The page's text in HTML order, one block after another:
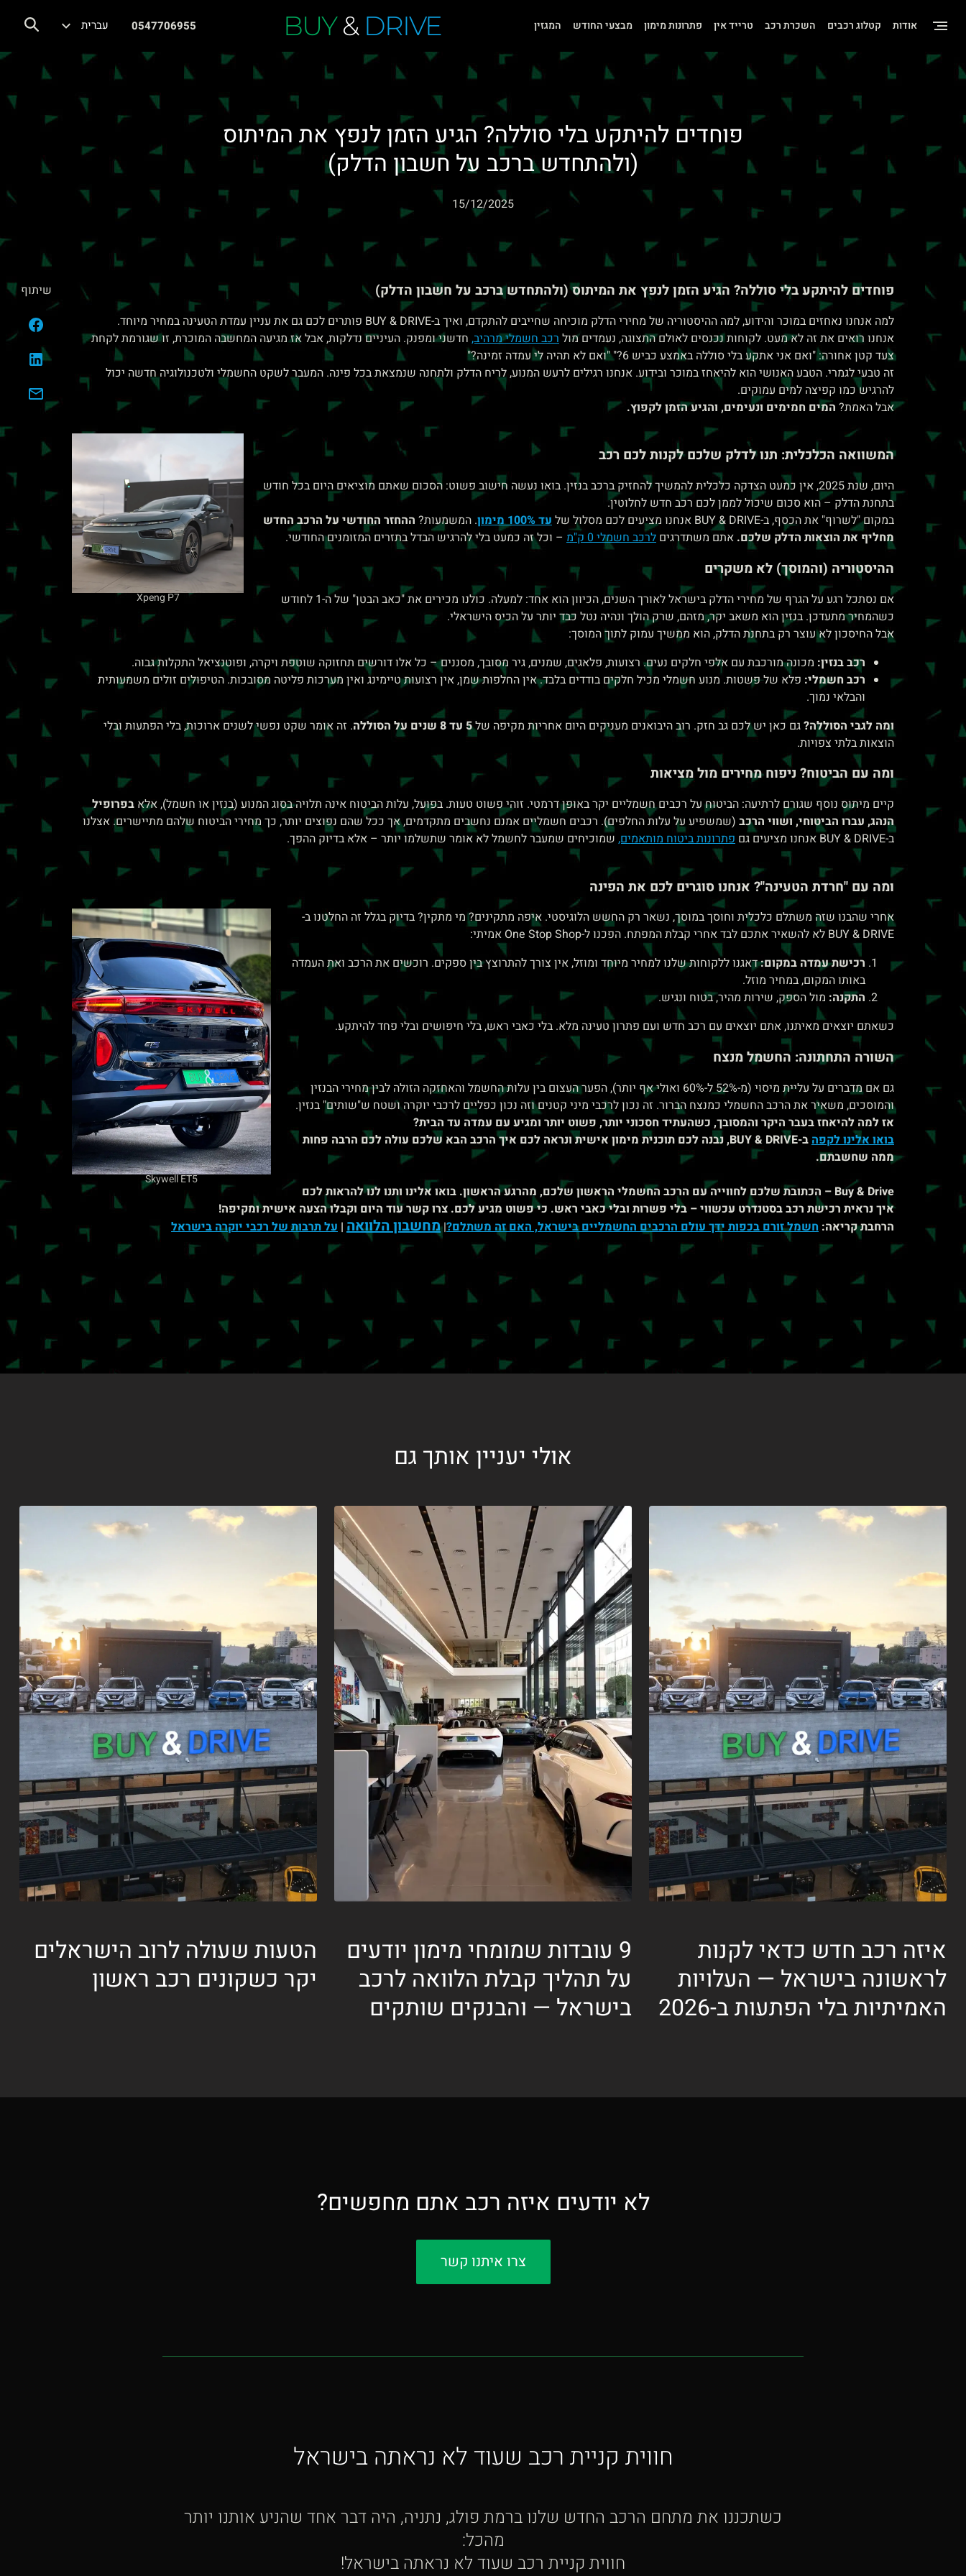
לֵב:
בְּאֲתָר
זֶה
מַעֲרֶכֶת
"נָגִישׁ
בִּקְלִיק"
לִנְגִישׁוּת
הָאֲתָר.
לְחַץ
Control-
F11
לְהַתְאָמַת
הָאֲתָר
לְעִוְורִים
הַמִּשְׁתַּמְּשִׁים
בְּתוֹכְנַת
קוֹרֵא־מָסָךְ;
Control-
F10
לִפְתִיחַת
תַּפְרִיט
נְגִישׁוּת.
אודות קטלוג רכבים השכרת רכב טרייד אין פתרונות מימון מבצעי החודש המגזין BUY & DRIVE
0547706955 עברית
פוחדים להיתקע בלי סוללה? הגיע הזמן לנפץ את המיתוס
(ולהתחדש ברכב על חשבון הדלק)
15/12/2025
שיתוף פוחדים להיתקע בלי סוללה? הגיע הזמן לנפץ את המיתוס (ולהתחדש ברכב על חשבון הדלק)
למה אנחנו נאחזים במוכר והידוע, למה ההיסטוריה של מחירי הדלק מוכיחה שחייבים להתקדם, ואיך ב-BUY & DRIVE פותרים לכם גם את עניין עמדת הטעינה במחיר מיוחד.
אנחנו רואים את זה לא מעט. לקוחות נכנסים לאולם התצוגה, נעמדים מול רכב חשמלי מרהיב, חדשני ומפנק. העיניים נדלקות, אבל אז מגיעה המחשבה המוכרת, זו שגורמת לקחת
צעד קטן אחורה:"ואם אני אתקע בלי סוללה באמצע כביש 6?"
"ואם לא תהיה לי עמדה זמינה?"
זה טבעי לגמרי. הטבע האנושי הוא להיאחז במוכר ובידוע. אנחנו רגילים לרעש המנוע, לריח הדלק ולתחנה שנמצאת בכל פינה. המעבר לשקט החשמלי ולטכנולוגיה חדשה יכול
להרגיש כמו קפיצה למים עמוקים.
אבל האמת? המים חמימים ונעימים, והגיע הזמן לקפוץ.
Xpeng P7
המשוואה הכלכלית: תנו לדלק שלכם לקנות לכם רכב
היום, שנת 2025, אין כמעט הצדקה כלכלית להמשיך להחזיק ברכב בנזין. בואו נעשה חישוב פשוט: הסכום שאתם מוציאים היום בכל חודש
בתחנת הדלק – הוא סכום שיכול לממן לכם רכב חדש לחלוטין.
במקום "לשרוף" את הכסף, ב-BUY & DRIVE אנחנו מציעים לכם מסלול של
עד 100% מימון . המשמעות? ההחזר החודשי על הרכב החדש
מחליף את הוצאות הדלק שלכם. אתם משתדרגים לרכב חשמלי 0 ק"מ – וכל זה כמעט בלי להרגיש הבדל בתזרים המזומנים החודשי.
ההיסטוריה (והמוסך) לא משקרים
אם נסתכל רגע על הגרף של מחירי הדלק בישראל לאורך השנים, הכיוון הוא אחד: למעלה. כולנו מכירים את "כאב הבטן" של ה-1 לחודש
כשהמחיר מתעדכן. בנזין הוא משאב יקר, מזהם, שרק הולך ונהיה נטל כבד יותר על הכיס הישראלי.
אבל החיסכון לא עוצר רק בתחנת הדלק, הוא ממשיך עמוק לתוך המוסך:
רכב בנזין: מכונה מורכבת עם אלפי חלקים נעים. רצועות, פלאגים, שמנים, גיר מסובך, מסננים – כל אלו דורשים תחזוקה שוטפת ויקרה, ופוטנציאל התקלות גבוה.
רכב חשמלי: פלא של פשטות. מנוע חשמלי מכיל חלקים בודדים בלבד. אין החלפות שמן, אין רצועות טיימינג ואין מערכות פליטה מסובכות. הטיפולים זולים משמעותית
והבלאי נמוך.
ומה לגבי הסוללה?גם כאן יש לכם גב חזק. רוב היבואנים מעניקים היום אחריות מקיפה של5 עד 8 שנים על הסוללה
. זה אומר שקט נפשי לשנים ארוכות, בלי הפתעות ובלי
הוצאות בלתי צפויות.
ומה עם הביטוח? ניפוח מחירים מול מציאות
קיים מיתוס נוסף שגורם לרתיעה: הביטוח על רכבים חשמליים יקר באופן דרמטי. זוהי פשוט טעות. בפועל, עלות הביטוח אינה תלויה בסוג המנוע (בנזין או חשמל), אלא בפרופיל
הנהג, עברו הביטוחי, ושווי הרכב (שמשפיע על עלות החלפים). רכבים חשמליים אמנם נחשבים מתקדמים, אך ככל שהם נפוצים יותר, כך מחירי הביטוח שלהם מתיישרים. אצלנו
ב-BUY & DRIVE אנחנו מציעים גם
פתרונות ביטוח מותאמים, שמוכיחים שמעבר לחשמל לא אומר שתשלמו יותר – אלא בדיוק ההפך.
ומה עם "חרדת הטעינה"? אנחנו סוגרים לכם את הפינה
Skywell ET5
אחרי שהבנו שזה משתלם כלכלית וחוסך במוסך, נשאר רק החשש הלוגיסטי. איפה מתקינים? מי מתקין? בדיוק בגלל זה החלטנו ב-
BUY & DRIVE לא להשאיר אתכם לבד אחרי קבלת המפתח. הפכנו ל-One Stop Shop אמיתי:
רכישת עמדה במקום:דאגנו ללקוחות שלנו למחיר מיוחד ומוזל, אין צורך להתרוצץ בין ספקים. רוכשים את הרכב ואת העמדה
באותו המקום, במחיר מוזל.
התקנה: מול הספק, שירות מהיר, בטוח ונגיש.
כשאתם יוצאים מאיתנו, אתם יוצאים עם רכב חדש ועם פתרון טעינה מלא. בלי כאבי ראש, בלי חיפושים ובלי פחד להיתקע.
השורה התחתונה: החשמל מנצח
גם אם מדברים על עליית מיסוי (מ-52% ל-60% ואולי אף יותר), הפער העצום בין עלות החשמל והאחזקה הזולה לבין מחירי הבנזין
והמוסכים, משאיר את הרכב החשמלי כמנצח הברור. זה נכון לרכבי מיני קטנים וזה נכון כפליים לרכבי יוקרה ושטח ש"שותים" בנזין.
אז למה להיאחז בעבר היקר והמסובך, כשהעתיד חסכוני יותר, פשוט יותר ומגיע עם עמדה עד הבית?
בואו אלינו לקפה
ב-BUY & DRIVE, נבנה לכם תוכנית מימון אישית ונראה לכם איך הרכב הבא שלכם עולה לכם הרבה פחות
ממה שחשבתם.
Buy & Drive – הכתובת שלכם לחווייה עם הרכב החשמלי הראשון שלכם, מהרגע הראשון. בואו אלינו ותנו לנו להראות לכם
איך נראית רכישת רכב בסטנדרט עכשווי – בלי פשרות ובלי כאבי ראש. כי פשוט מגיע לכם. צרו קשר עוד היום וקבלו הצעה אישית ומקיפה!
הרחבת קריאה: חשמל זורם בכפות ידך עולם הרכבים החשמליים בישראל, האם זה משתלם?|מחשבון הלוואה | על תרבות של רכבי יוקרה בישראל
אולי יעניין אותך גם
איזה רכב חדש כדאי לקנות
לראשונה בישראל — העלויות
האמיתיות בלי הפתעות ב-2026
9 עובדות שמומחי מימון יודעים
על תהליך קבלת הלוואה לרכב
בישראל — והבנקים שותקים
הטעות שעולה לרוב הישראלים
יקר כשקונים רכב ראשון
לא יודעים איזה רכב אתם מחפשים?
צרו איתנו קשר
חווית קניית רכב שעוד לא נראתה בישראל
כשתכננו את מתחם הרכב החדש שלנו ברמת פולג, נתניה, היה דבר אחד שהניע אותנו יותר
מהכל:
חווית קניית רכב שעוד לא נראתה בישראל!